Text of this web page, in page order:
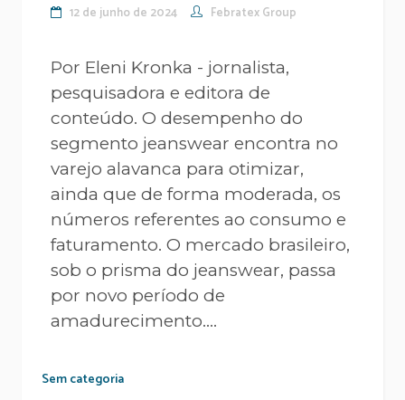
12 de junho de 2024 Febratex Group
Por Eleni Kronka - jornalista,
pesquisadora e editora de
conteúdo. O desempenho do
segmento jeanswear encontra no
varejo alavanca para otimizar,
ainda que de forma moderada, os
números referentes ao consumo e
faturamento. O mercado brasileiro,
sob o prisma do jeanswear, passa
por novo período de
amadurecimento....
Sem categoria